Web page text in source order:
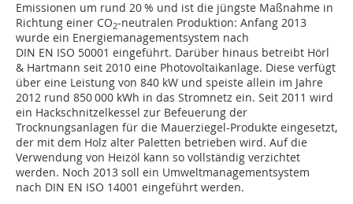
Emissionen um rund 20 % und ist die jüngste ­Maßnahme in
Richtung einer CO2-neutralen Produktion: Anfang 2013
wurde ein Energiemanagementsystem nach
DIN EN ISO 50001 eingeführt. Darüber hinaus betreibt Hörl
& Hartmann seit 2010 eine Photovoltaikanlage. Diese verfügt
über eine Leistung von 840 kW und speiste allein im Jahre
2012 rund 850 000 kWh in das Stromnetz ein. Seit 2011 wird
ein Hackschnitzelkessel zur Befeuerung der
Trocknungsanlagen für die Mauerziegel-Produkte eingesetzt,
der mit dem Holz alter Paletten betrieben wird. Auf die
Verwendung von Heizöl kann so vollständig verzichtet
werden. Noch 2013 soll ein Umweltmanagementsystem
nach DIN EN ISO 14001 eingeführt werden.